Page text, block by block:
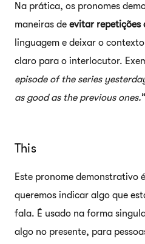
Na prática, os pronomes
maneiras de evitar repetições
linguagem e deixar o
claro para o interlocutor.
episode of the series
as good as the previous ones.
This
Este pronome demonstrativo
queremos indicar algo que
fala. É usado na forma
algo no presente, para